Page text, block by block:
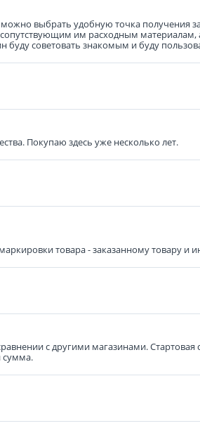
выбрать удобную точка получения
им расходным материалам,
советовать знакомым и буду
Покупаю здесь уже несколько лет.
товара - заказанному товару
с другими магазинами.
сумма.